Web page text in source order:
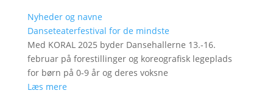
Nyheder og navne
Danseteaterfestival for de mindste
Med KORAL 2025 byder Dansehallerne 13.-16.
februar på forestillinger og koreografisk legeplads
for børn på 0-9 år og deres voksne
Læs mere